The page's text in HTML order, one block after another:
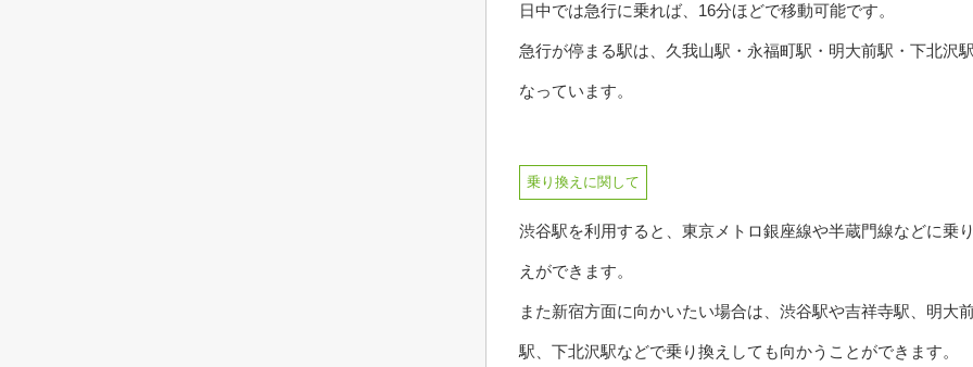
日中では急行に乗れば、16分ほどで移動可能です。
急行が停まる駅は、久我山駅・永福町駅・明大前駅・下北沢
なっています。
乗り換えに関して
渋谷駅を利用すると、東京メトロ銀座線や半蔵門線などに乗
えができます。
また新宿方面に向かいたい場合は、渋谷駅や吉祥寺駅、明大
駅、下北沢駅などで乗り換えしても向かうことができます。